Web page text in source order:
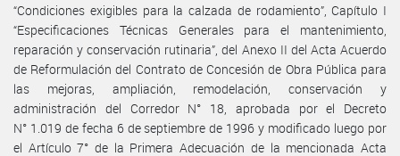
“Condiciones exigibles para la calzada de rodamiento”, Capítulo I
“Especificaciones Técnicas Generales para el mantenimiento,
reparación y conservación rutinaria”, del Anexo II del Acta Acuerdo
de Reformulación del Contrato de Concesión de Obra Pública para
las mejoras, ampliación, remodelación, conservación y
administración del Corredor N° 18, aprobada por el Decreto
N° 1.019 de fecha 6 de septiembre de 1996 y modificado luego por
el Artículo 7° de la Primera Adecuación de la mencionada Acta